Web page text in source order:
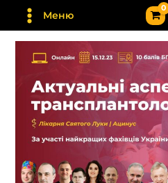
Перейти
вмісту
Меню